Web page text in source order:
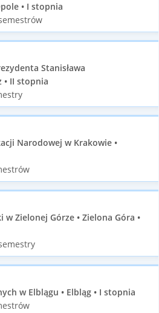
• I stopnia
Stanisława
• II stopnia
Narodowej w Krakowie •
Zielonej Górze • Zielona Góra •
w Elblągu • Elbląg • I stopnia